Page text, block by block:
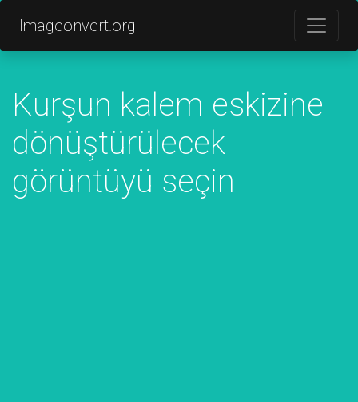
Imageonvert.org
Kurşun kalem eskizine
dönüştürülecek
görüntüyü seçin